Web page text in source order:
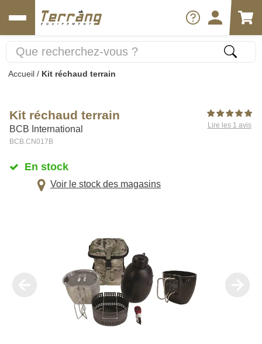
Accueil / Kit réchaud terrain
Kit réchaud terrain
BCB International
BCB.CN017B
Lire les 1 avis
En stock
Voir le stock des magasins